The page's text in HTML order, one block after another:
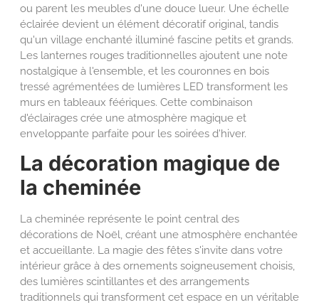
ou parent les meubles d'une douce lueur. Une échelle
éclairée devient un élément décoratif original, tandis
qu'un village enchanté illuminé fascine petits et grands.
Les lanternes rouges traditionnelles ajoutent une note
nostalgique à l'ensemble, et les couronnes en bois
tressé agrémentées de lumières LED transforment les
murs en tableaux féériques. Cette combinaison
d'éclairages crée une atmosphère magique et
enveloppante parfaite pour les soirées d'hiver.
La décoration magique de
la cheminée
La cheminée représente le point central des
décorations de Noël, créant une atmosphère enchantée
et accueillante. La magie des fêtes s'invite dans votre
intérieur grâce à des ornements soigneusement choisis,
des lumières scintillantes et des arrangements
traditionnels qui transforment cet espace en un véritable